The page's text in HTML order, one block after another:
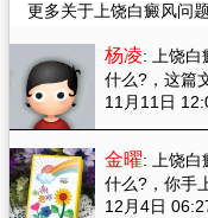
更多关于上饶白癜风问
杨凌: 上饶白
什么?，这篇
11月11日
金曜: 上饶白
什么?，你手
12月4日